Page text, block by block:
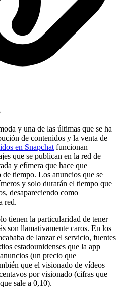
y una de las últimas que se ha
de contenidos y la venta de
en Snapchat funcionan
que se publican en la red de
y efímera que hace que
de tiempo. Los anuncios que se
y solo durarán el tiempo que
desapareciendo como
red.
tienen la particularidad de tener
son llamativamente caros. En los
de lanzar el servicio, fuentes
estadounidenses que la app
(un precio que
que el visionado de vídeos
por visionado (cifras que
sale a 0,10).